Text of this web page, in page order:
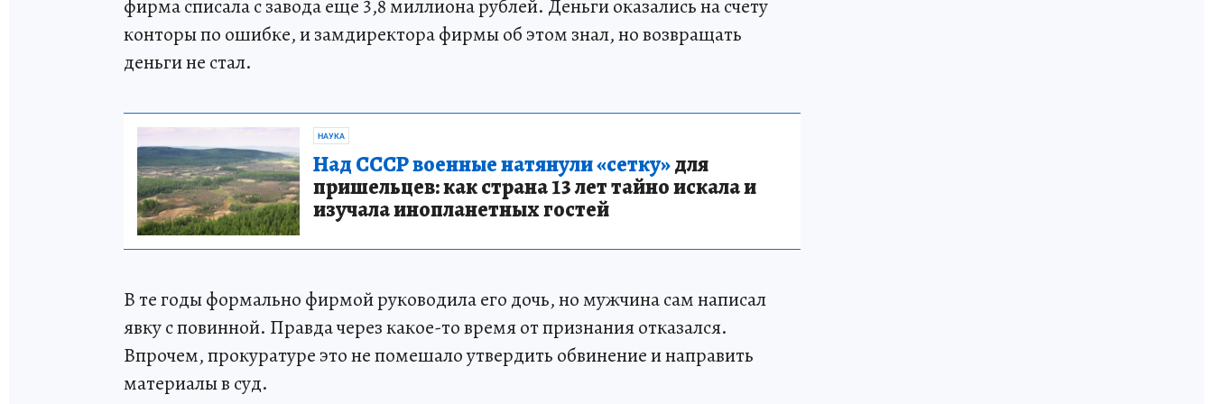
фирма списала с завода еще 3,8 миллиона рублей. Деньги оказались на счету
конторы по ошибке, и замдиректора фирмы об этом знал, но возвращать
деньги не стал.
НАУКА
Над СССР военные натянули «сетку»для
пришельцев: как страна 13 лет тайно искала и
изучала инопланетных гостей
В те годы формально фирмой руководила его дочь, но мужчина сам написал
явку с повинной. Правда через какое-то время от признания отказался.
Впрочем, прокуратуре это не помешало утвердить обвинение и направить
материалы в суд.